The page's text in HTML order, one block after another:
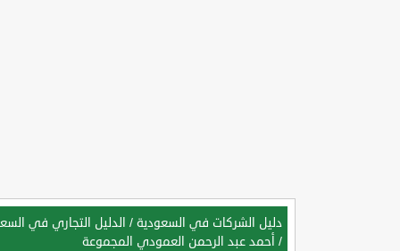
دليل الشركات في السعودية / الدليل التجاري في
/ أحمد عبد الرحمن العمودي المجموعة